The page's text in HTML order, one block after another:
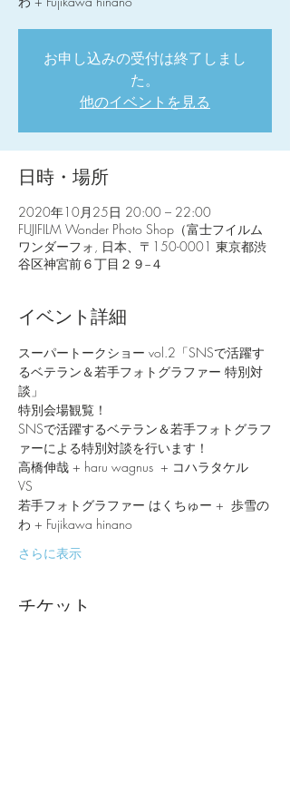
お申し込みの受付は終了しまし
た。
他のイベントを見る
日時・場所
2020年10月25日 20:00 – 22:00
FUJIFILM Wonder Photo Shop（富士フイルム
ワンダーフォ, 日本、〒150-0001 東京都渋
谷区神宮前６丁目２９−４
イベント詳細
スーパートークショー vol.2「SNSで活躍す
るベテラン＆若手フォトグラファー 特別対
談」
特別会場観覧！
SNSで活躍するベテラン＆若手フォトグラフ
ァーによる特別対談を行います！
高橋伸哉 + haru wagnus  + コハラタケル
VS
若手フォトグラファー はくちゅー +  歩雪の
わ + Fujikawa hinano
さらに表示
チケット